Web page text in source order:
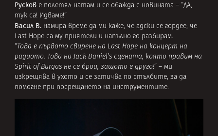
Русков е полетял натам и се обажда с новината – “ДА,
тук са! Идваме!”
Васил В. намира време да ми каже, че адски се гордее, че
Last Hope са му приятели и напълно го разбирам.
“Това е първото свирене на Last Hope на концерт на
радиото. Това на Jack Daniel’s сцената, която правим на
Spirit of Burgas не се брои, защото е друго!” – ми
изкрещява в ухото и се затичва по стълбите, за да
помогне при посрещането на инструментите.